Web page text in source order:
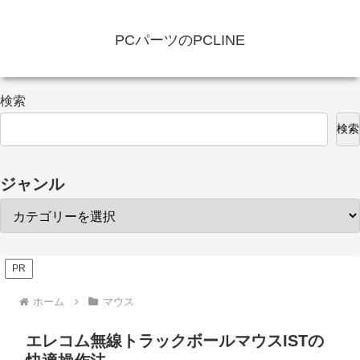
PCパーツのPCLINE
検索
検索
ジャンル
PR
ホーム マウス
エレコム無線トラックボールマウスISTの